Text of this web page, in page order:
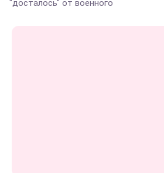
"досталось" от военного